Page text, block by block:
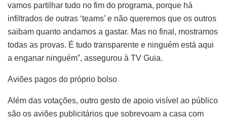
vamos partilhar tudo no fim do programa, porque há
infiltrados de outras ‘teams’ e não queremos que os outros
saibam quanto andamos a gastar. Mas no final, mostramos
todas as provas. É tudo transparente e ninguém está aqui
a enganar ninguém”, assegurou à TV Guia.
Aviões pagos do próprio bolso
Além das votações, outro gesto de apoio visível ao público
são os aviões publicitários que sobrevoam a casa com